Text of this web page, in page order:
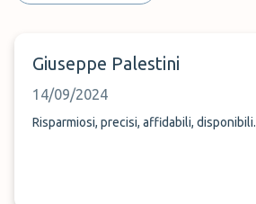
Giuseppe Palestini
14/09/2024
Risparmiosi, precisi, affidabili, disponibili.